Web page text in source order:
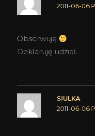
2011-06-06
Obserwuję
Deklaruję udział.
SIULKA
2011-06-06